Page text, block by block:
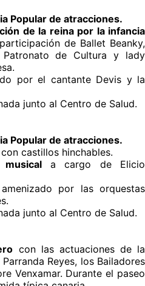
Popular de atracciones.
de la reina por la infancia
de Ballet Beanky,
de Cultura y lady
por el cantante Devis y la
junto al Centro de Salud.
Popular de atracciones.
con castillos hinchables.
musical a cargo de Elicio
amenizado por las orquestas
junto al Centro de Salud.
con las actuaciones de la
Reyes, los Bailadores
Venxamar. Durante el paseo